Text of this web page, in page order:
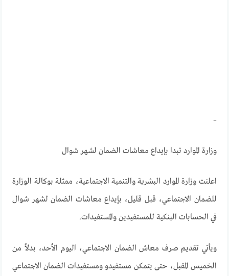
–
وزارة الموارد تبدا بإيداع معاشات الضمان لشهر شوال
اعلنت وزارة الموارد البشرية والتنمية الاجتماعية، ممثلة بوكالة الوزارة
للضمان الاجتماعي، قبل قليل، بإيداع معاشات الضمان لشهر شوال
في الحسابات البنكية للمستفيدين والمستفيدات.
ويأتي تقديم صرف معاش الضمان الاجتماعي، اليوم الأحد، بدلاً من
الخميس المقبل، حتى يتمكن مستفيدو ومستفيدات الضمان الاجتماعي